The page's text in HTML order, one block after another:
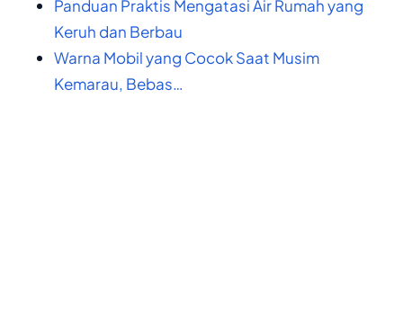
Panduan Praktis Mengatasi Air Rumah yang
Keruh dan Berbau
Warna Mobil yang Cocok Saat Musim
Kemarau, Bebas…